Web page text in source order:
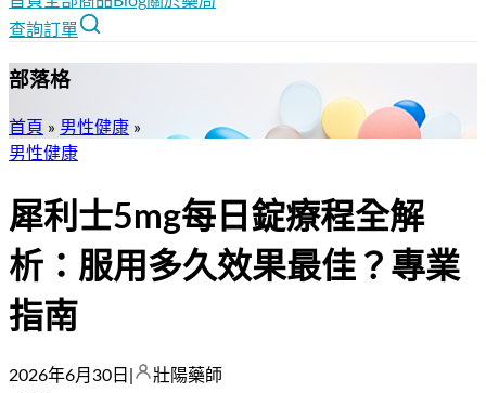
查詢訂單
部落格
首頁 » 男性健康 »
男性健康
犀利士5mg每日錠療程全解
析：服用多久效果最佳？專業
指南
2026年6月30日 壯陽藥師